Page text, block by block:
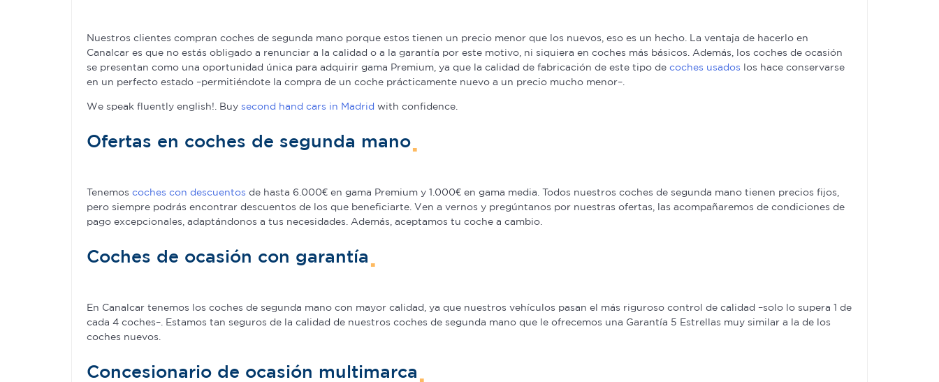
Nuestros clientes compran coches de segunda mano porque estos tienen un precio menor que los nuevos, eso es un hecho. La ventaja de hacerlo en
Canalcar es que no estás obligado a renunciar a la calidad o a la garantía por este motivo, ni siquiera en coches más básicos. Además, los coches de ocasión
se presentan como una oportunidad única para adquirir gama Premium, ya que la calidad de fabricación de este tipo de coches usados los hace conservarse
en un perfecto estado –permitiéndote la compra de un coche prácticamente nuevo a un precio mucho menor–.
We speak fluently english!. Buy second hand cars in Madrid with confidence.
Ofertas en coches de segunda mano
Tenemos coches con descuentos de hasta 6.000€ en gama Premium y 1.000€ en gama media. Todos nuestros coches de segunda mano tienen precios fijos,
pero siempre podrás encontrar descuentos de los que beneficiarte. Ven a vernos y pregúntanos por nuestras ofertas, las acompañaremos de condiciones de
pago excepcionales, adaptándonos a tus necesidades. Además, aceptamos tu coche a cambio.
Coches de ocasión con garantía
En Canalcar tenemos los coches de segunda mano con mayor calidad, ya que nuestros vehículos pasan el más riguroso control de calidad –solo lo supera 1 de
cada 4 coches–. Estamos tan seguros de la calidad de nuestros coches de segunda mano que le ofrecemos una Garantía 5 Estrellas muy similar a la de los
coches nuevos.
Concesionario de ocasión multimarca